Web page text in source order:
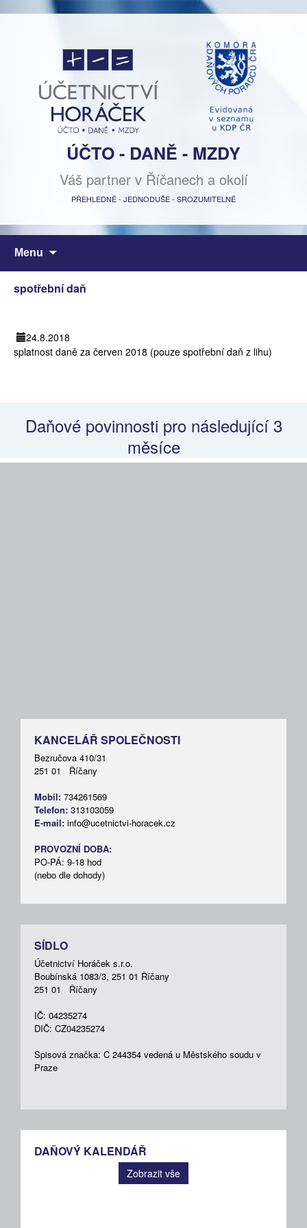
ÚČTO - DANĚ - MZDY
Váš partner v Říčanech a okolí
PŘEHLEDNĚ - JEDNODUŠE - SROZUMITELNĚ
Menu
obsahu
webu
spotřební daň
24.8.2018
splatnost daně za červen 2018 (pouze spotřební daň z lihu)
Daňové povinnosti pro následující 3
měsíce
KANCELÁŘ SPOLEČNOSTI
Bezručova 410/31
251 01 Říčany
Mobil: 734261569
Telefon: 313103059
E-mail: info@ucetnictvi-horacek.cz
PROVOZNÍ DOBA:
PO-PÁ: 9-18 hod
(nebo dle dohody)
SÍDLO
Účetnictví Horáček s.r.o.
Boubínská 1083/3, 251 01 Říčany
251 01 Říčany
IČ: 04235274
DIČ: CZ04235274
Spisová značka: C 244354 vedená u Městského soudu v
Praze
DAŇOVÝ KALENDÁŘ
Zobrazit vše